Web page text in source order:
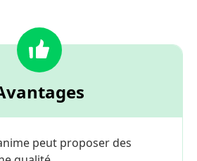
peut proposer des